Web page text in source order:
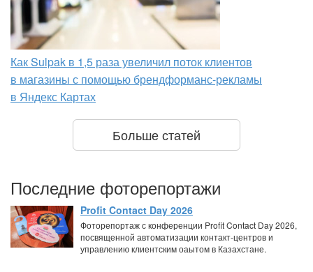
Как Sulpak в 1,5 раза увеличил поток клиентов
в магазины с помощью брендформанс-рекламы
в Яндекс Картах
Больше статей
Последние фоторепортажи
Profit Contact Day 2026
Фоторепортаж с конференции Profit Contact Day 2026,
посвященной автоматизации контакт-центров и
управлению клиентским оаытом в Казахстане.